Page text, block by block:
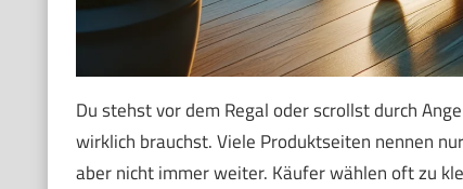
Du stehst vor dem Regal oder scrollst durch
wirklich brauchst. Viele Produktseiten nennen
aber nicht immer weiter. Käufer wählen oft zu